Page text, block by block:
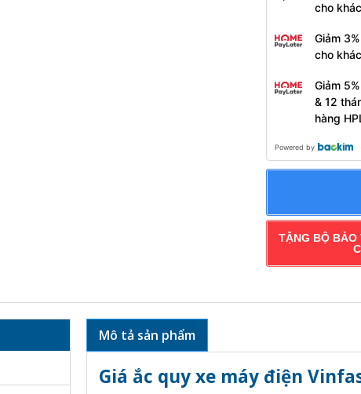
cho
Giảm
cho
Giảm
& 12
hàng
Powered by
TẶNG BỘ BẢO
Mô tả sản phẩm
Giá ắc quy xe máy điện